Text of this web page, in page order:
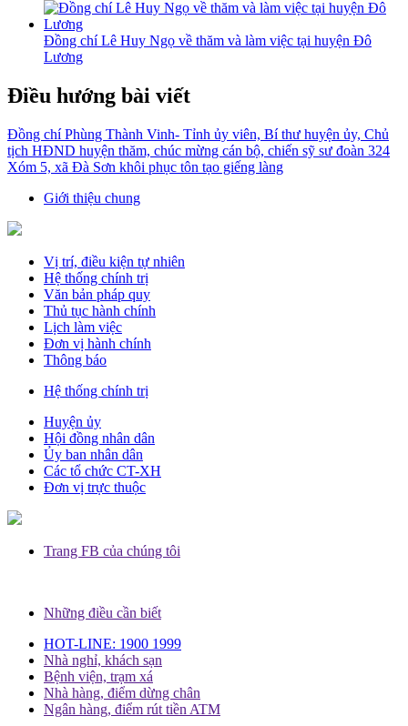
Đồng chí Lê Huy Ngọ về thăm và làm việc tại huyện Đô
Lương
Điều hướng bài viết
Đồng chí Phùng Thành Vinh- Tỉnh ủy viên, Bí thư huyện ủy, Chủ
tịch HĐND huyện thăm, chúc mừng cán bộ, chiến sỹ sư đoàn 324
Xóm 5, xã Đà Sơn khôi phục tôn tạo giếng làng
Giới thiệu chung
Vị trí, điều kiện tự nhiên
Hệ thống chính trị
Văn bản pháp quy
Thủ tục hành chính
Lịch làm việc
Đơn vị hành chính
Thông báo
Hệ thống chính trị
Huyện ủy
Hội đồng nhân dân
Ủy ban nhân dân
Các tổ chức CT-XH
Đơn vị trực thuộc
Trang FB của chúng tôi
Những điều cần biết
HOT-LINE: 1900 1999
Nhà nghỉ, khách sạn
Bệnh viện, trạm xá
Nhà hàng, điểm dừng chân
Ngân hàng, điểm rút tiền ATM